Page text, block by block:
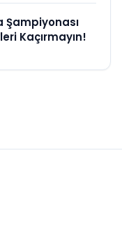
Şampiyonası
Kaçırmayın!